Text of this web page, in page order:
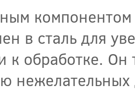
компонентом
в сталь для
к обработке.